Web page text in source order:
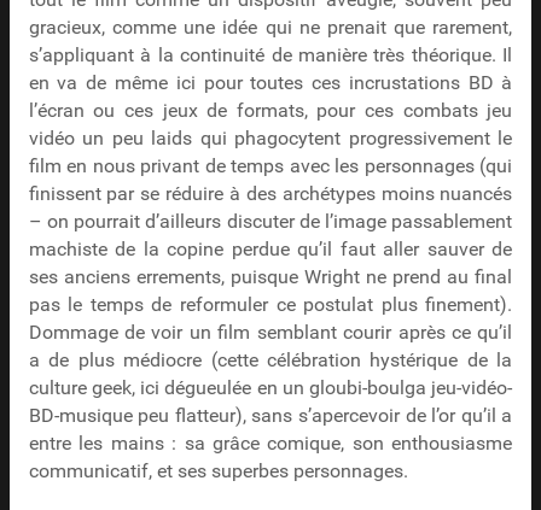
gracieux, comme une idée qui ne prenait que rarement,
s’appliquant à la continuité de manière très théorique. Il
en va de même ici pour toutes ces incrustations BD à
l’écran ou ces jeux de formats, pour ces combats jeu
vidéo un peu laids qui phagocytent progressivement le
film en nous privant de temps avec les personnages (qui
finissent par se réduire à des archétypes moins nuancés
– on pourrait d’ailleurs discuter de l’image passablement
machiste de la copine perdue qu’il faut aller sauver de
ses anciens errements, puisque Wright ne prend au final
pas le temps de reformuler ce postulat plus finement).
Dommage de voir un film semblant courir après ce qu’il
a de plus médiocre (cette célébration hystérique de la
culture geek, ici dégueulée en un gloubi-boulga jeu-vidéo-
BD-musique peu flatteur), sans s’apercevoir de l’or qu’il a
entre les mains : sa grâce comique, son enthousiasme
communicatif, et ses superbes personnages.